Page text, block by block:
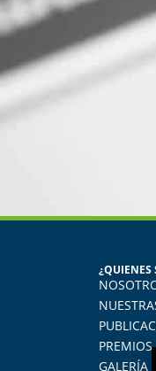
¿QUIENES
PREMIOS
GALERÍA